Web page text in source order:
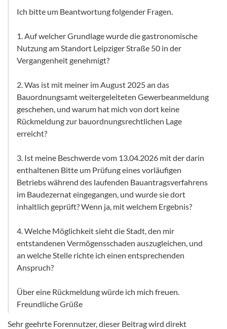
Ich bitte um Beantwortung folgender Fragen.
1. Auf welcher Grundlage wurde die gastronomische
Nutzung am Standort Leipziger Straße 50 in der
Vergangenheit genehmigt?
2. Was ist mit meiner im August 2025 an das
Bauordnungsamt weitergeleiteten Gewerbeanmeldung
geschehen, und warum hat mich von dort keine
Rückmeldung zur bauordnungsrechtlichen Lage
erreicht?
3. Ist meine Beschwerde vom 13.04.2026 mit der darin
enthaltenen Bitte um Prüfung eines vorläufigen
Betriebs während des laufenden Bauantragsverfahrens
im Baudezernat eingegangen, und wurde sie dort
inhaltlich geprüft? Wenn ja, mit welchem Ergebnis?
4. Welche Möglichkeit sieht die Stadt, den mir
entstandenen Vermögensschaden auszugleichen, und
an welche Stelle richte ich einen entsprechenden
Anspruch?
Über eine Rückmeldung würde ich mich freuen.
Freundliche Grüße
Sehr geehrte Forennutzer, dieser Beitrag wird direkt